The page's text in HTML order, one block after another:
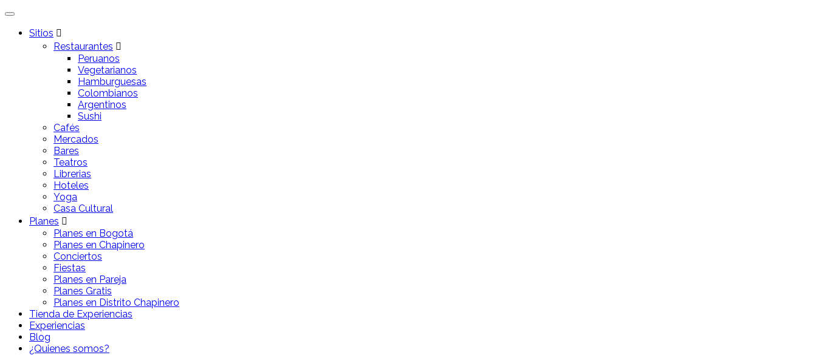
Sitios
Restaurantes
Peruanos
Vegetarianos
Hamburguesas
Colombianos
Argentinos
Sushi
Cafés
Mercados
Bares
Teatros
Librerias
Hoteles
Yoga
Casa Cultural
Planes
Planes en Bogotá
Planes en Chapinero
Conciertos
Fiestas
Planes en Pareja
Planes Gratis
Planes en Distrito Chapinero
Tienda de Experiencias
Experiencias
Blog
¿Quienes somos?